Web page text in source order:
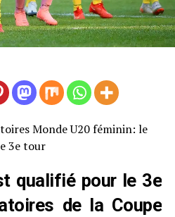
Monde U20 féminin: le
3e tour
qualifié pour le 3e
de la Coupe